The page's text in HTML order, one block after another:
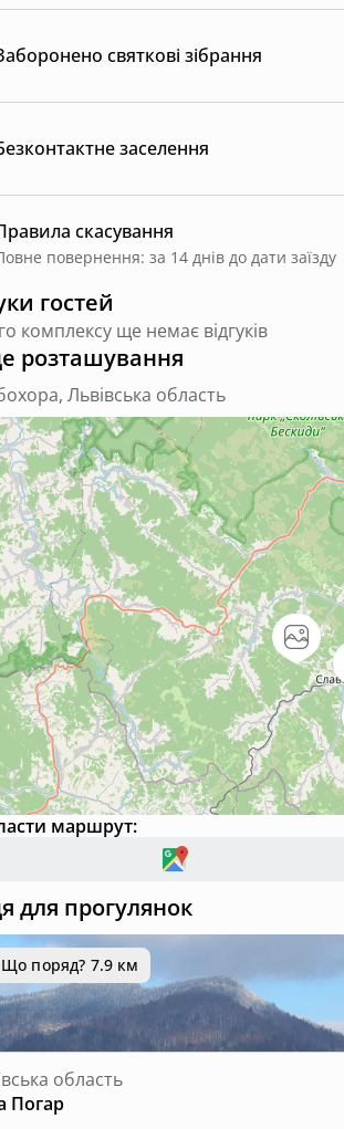
святкові зібрання
заселення
скасування
повернення: за 14 днів до дати заїзду
гостей
комплексу ще немає відгуків
розташування
Львівська область
маршрут:
для прогулянок
Що поряд? 7.9 км
область
Погар